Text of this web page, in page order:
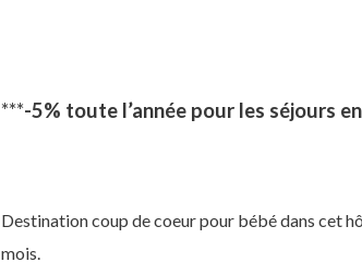
***-5% toute l’année pour les séjours
Destination coup de coeur pour bébé dans cet
mois.